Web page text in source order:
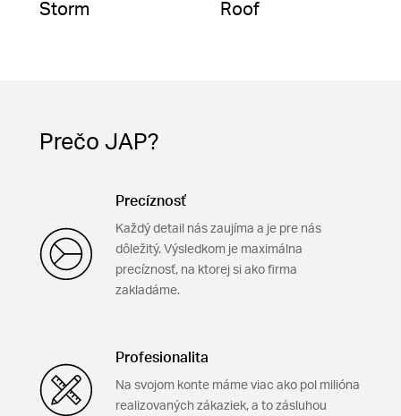
Storm Roof
Prečo JAP?
Precíznosť
Každý detail nás zaujíma a je pre nás
dôležitý. Výsledkom je maximálna
precíznosť, na ktorej si ako firma
zakladáme.
Profesionalita
Na svojom konte máme viac ako pol milióna
realizovaných zákaziek, a to zásluhou